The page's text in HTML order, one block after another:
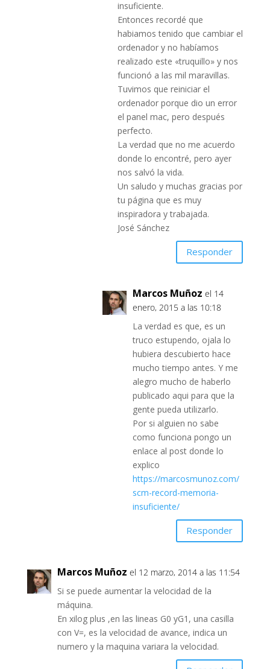
insuficiente.
Entonces recordé que
habiamos tenido que cambiar el
ordenador y no habíamos
realizado este «truquillo» y nos
funcionó a las mil maravillas.
Tuvimos que reiniciar el
ordenador porque dio un error
el panel mac, pero después
perfecto.
La verdad que no me acuerdo
donde lo encontré, pero ayer
nos salvó la vida.
Un saludo y muchas gracias por
tu página que es muy
inspiradora y trabajada.
José Sánchez
Responder
Marcos Muñoz el 14
enero, 2015 a las 10:18
La verdad es que, es un
truco estupendo, ojala lo
hubiera descubierto hace
mucho tiempo antes. Y me
alegro mucho de haberlo
publicado aqui para que la
gente pueda utilizarlo.
Por si alguien no sabe
como funciona pongo un
enlace al post donde lo
explico
https://marcosmunoz.com/
scm-record-memoria-
insuficiente/
Responder
Marcos Muñoz el 12 marzo, 2014 a las 11:54
Si se puede aumentar la velocidad de la
máquina.
En xilog plus ,en las lineas G0 yG1, una casilla
con V=, es la velocidad de avance, indica un
numero y la maquina variara la velocidad.